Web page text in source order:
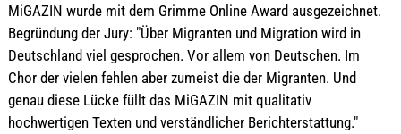
MiGAZIN wurde mit dem Grimme Online Award ausgezeichnet.
Begründung der Jury: "Über Migranten und Migration wird in
Deutschland viel gesprochen. Vor allem von Deutschen. Im
Chor der vielen fehlen aber zumeist die der Migranten. Und
genau diese Lücke füllt das MiGAZIN mit qualitativ
hochwertigen Texten und verständlicher Berichterstattung."